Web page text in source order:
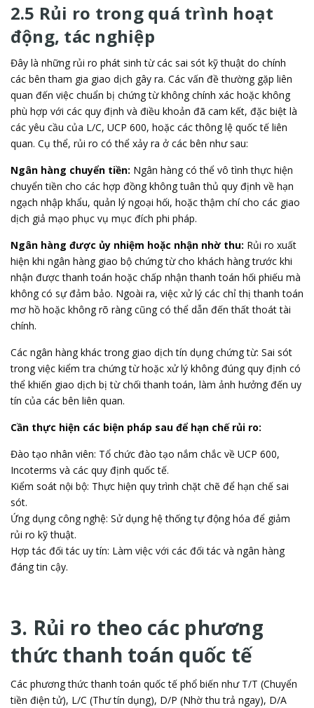
2.5 Rủi ro trong quá trình hoạt
động, tác nghiệp
Đây là những rủi ro phát sinh từ các sai sót kỹ thuật do chính
các bên tham gia giao dịch gây ra. Các vấn đề thường gặp liên
quan đến việc chuẩn bị chứng từ không chính xác hoặc không
phù hợp với các quy định và điều khoản đã cam kết, đặc biệt là
các yêu cầu của L/C, UCP 600, hoặc các thông lệ quốc tế liên
quan. Cụ thể, rủi ro có thể xảy ra ở các bên như sau:
Ngân hàng chuyển tiền: Ngân hàng có thể vô tình thực hiện
chuyển tiền cho các hợp đồng không tuân thủ quy định về hạn
ngạch nhập khẩu, quản lý ngoại hối, hoặc thậm chí cho các giao
dịch giả mạo phục vụ mục đích phi pháp.
Ngân hàng được ủy nhiệm hoặc nhận nhờ thu: Rủi ro xuất
hiện khi ngân hàng giao bộ chứng từ cho khách hàng trước khi
nhận được thanh toán hoặc chấp nhận thanh toán hối phiếu mà
không có sự đảm bảo. Ngoài ra, việc xử lý các chỉ thị thanh toán
mơ hồ hoặc không rõ ràng cũng có thể dẫn đến thất thoát tài
chính.
Các ngân hàng khác trong giao dịch tín dụng chứng từ: Sai sót
trong việc kiểm tra chứng từ hoặc xử lý không đúng quy định có
thể khiến giao dịch bị từ chối thanh toán, làm ảnh hưởng đến uy
tín của các bên liên quan.
Cần thực hiện các biện pháp sau để hạn chế rủi ro:
Đào tạo nhân viên: Tổ chức đào tạo nắm chắc về UCP 600,
Incoterms và các quy định quốc tế.
Kiểm soát nội bộ: Thực hiện quy trình chặt chẽ để hạn chế sai
sót.
Ứng dụng công nghệ: Sử dụng hệ thống tự động hóa để giảm
rủi ro kỹ thuật.
Hợp tác đối tác uy tín: Làm việc với các đối tác và ngân hàng
đáng tin cậy.
3. Rủi ro theo các phương
thức thanh toán quốc tế
Các phương thức thanh toán quốc tế phổ biến như T/T (Chuyển
tiền điện tử), L/C (Thư tín dụng), D/P (Nhờ thu trả ngay), D/A